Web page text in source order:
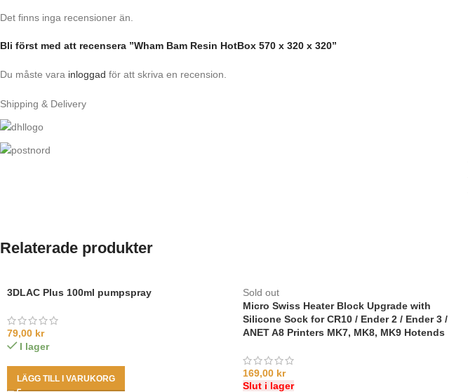
Det finns inga recensioner än.
Bli först med att recensera ”Wham Bam Resin HotBox 570 x 320 x 320”
Du måste vara inloggad för att skriva en recension.
Shipping & Delivery
Relaterade produkter
3DLAC Plus 100ml pumpspray
79,00 kr
I lager
LÄGG TILL I VARUKORG
Sold out
Micro Swiss Heater Block Upgrade with
Silicone Sock for CR10 / Ender 2 / Ender 3 /
ANET A8 Printers MK7, MK8, MK9 Hotends
169,00 kr
Slut i lager